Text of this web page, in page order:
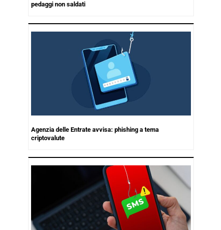
pedaggi non saldati
Agenzia delle Entrate avvisa: phishing a tema
criptovalute